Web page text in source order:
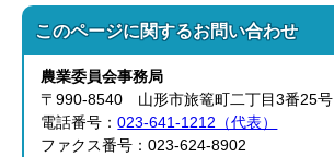
このページに関するお問い合わせ
農業委員会事務局
〒990-8540 山形市旅篭町二丁目3番25号
電話番号：023-641-1212（代表）
ファクス番号：023-624-8902